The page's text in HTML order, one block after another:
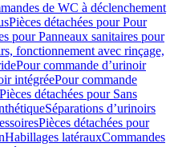
de WC à déclenchement
Pièces détachées pour Pour
pour Panneaux sanitaires pour
fonctionnement avec rinçage,
Pour commande d’urinoir
intégréePour commande
Pièces détachées pour Sans
Séparations d’urinoirs
Pièces détachées pour
Habillages latérauxCommandes